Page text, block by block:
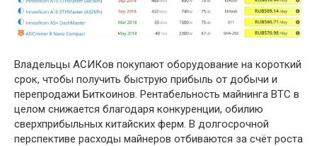
Владельцы АСИКов покупают оборудование на короткий
срок, чтобы получить быструю прибыль от добычи и
перепродажи Биткоинов. Рентабельность майнинга BTC в
целом снижается благодаря конкуренции, обилию
сверхприбыльных китайских ферм. В долгосрочной
перспективе расходы майнеров отбиваются за счёт роста